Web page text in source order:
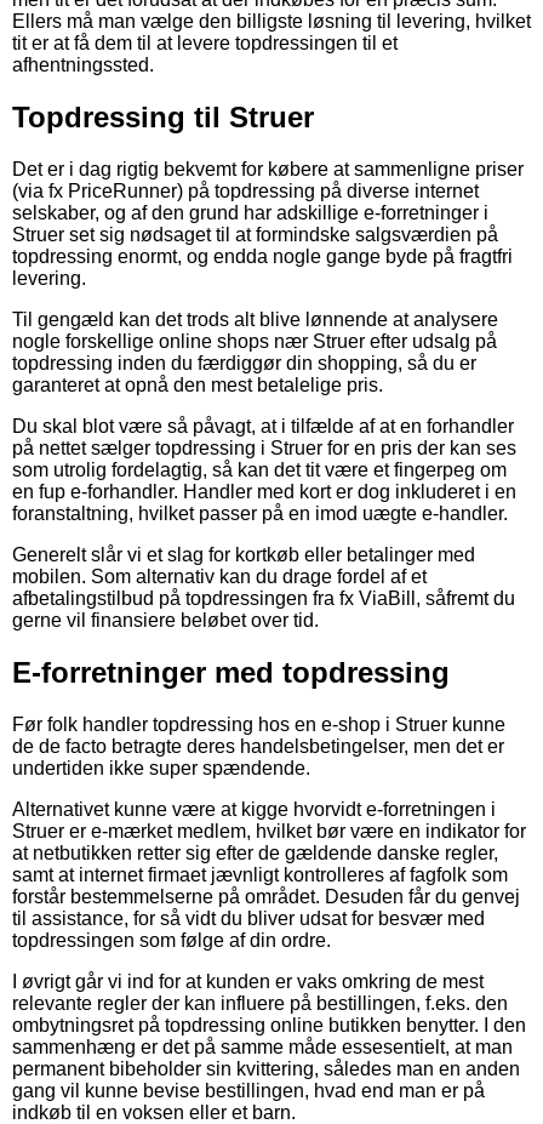
Ellers må man vælge den billigste løsning til levering, hvilket
tit er at få dem til at levere topdressingen til et
afhentningssted.
Topdressing til Struer
Det er i dag rigtig bekvemt for købere at sammenligne priser
(via fx PriceRunner) på topdressing på diverse internet
selskaber, og af den grund har adskillige e-forretninger i
Struer set sig nødsaget til at formindske salgsværdien på
topdressing enormt, og endda nogle gange byde på fragtfri
levering.
Til gengæld kan det trods alt blive lønnende at analysere
nogle forskellige online shops nær Struer efter udsalg på
topdressing inden du færdiggør din shopping, så du er
garanteret at opnå den mest betalelige pris.
Du skal blot være så påvagt, at i tilfælde af at en forhandler
på nettet sælger topdressing i Struer for en pris der kan ses
som utrolig fordelagtig, så kan det tit være et fingerpeg om
en fup e-forhandler. Handler med kort er dog inkluderet i en
foranstaltning, hvilket passer på en imod uægte e-handler.
Generelt slår vi et slag for kortkøb eller betalinger med
mobilen. Som alternativ kan du drage fordel af et
afbetalingstilbud på topdressingen fra fx ViaBill, såfremt du
gerne vil finansiere beløbet over tid.
E-forretninger med topdressing
Før folk handler topdressing hos en e-shop i Struer kunne
de de facto betragte deres handelsbetingelser, men det er
undertiden ikke super spændende.
Alternativet kunne være at kigge hvorvidt e-forretningen i
Struer er e-mærket medlem, hvilket bør være en indikator for
at netbutikken retter sig efter de gældende danske regler,
samt at internet firmaet jævnligt kontrolleres af fagfolk som
forstår bestemmelserne på området. Desuden får du genvej
til assistance, for så vidt du bliver udsat for besvær med
topdressingen som følge af din ordre.
I øvrigt går vi ind for at kunden er vaks omkring de mest
relevante regler der kan influere på bestillingen, f.eks. den
ombytningsret på topdressing online butikken benytter. I den
sammenhæng er det på samme måde essesentielt, at man
permanent bibeholder sin kvittering, således man en anden
gang vil kunne bevise bestillingen, hvad end man er på
indkøb til en voksen eller et barn.